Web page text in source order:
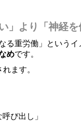
」より「神経
る重労働」という
めです。
ます。
び出し」